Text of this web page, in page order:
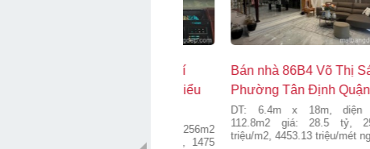
giá: 42.0 tỷ, 300 triệu/m2, 5060.24
Bán nhà 35 Mạc Đĩnh Chi
Phường Đa Kao Quận 1...
DT: 9.7m x 22.38m, diện tích:
204.6m2 giá: 240.0 tỷ, 1173.02
triệu/m2, 24742.27 triệu/mét ngang